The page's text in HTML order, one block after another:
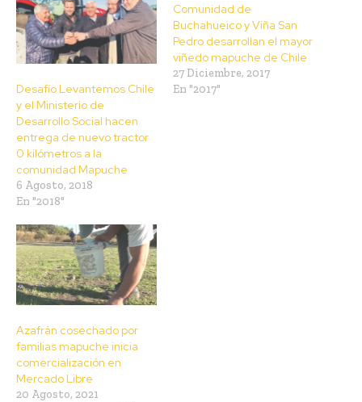
Desafío Levantemos Chile
y el Ministerio de
Desarrollo Social hacen
entrega de nuevo tractor
0 kilómetros a la
comunidad Mapuche
6 Agosto, 2018
En "2018"
Comunidad de
Buchahueico y Viña San
Pedro desarrollan el mayor
viñedo mapuche de Chile
27 Diciembre, 2017
En "2017"
Azafrán cosechado por
familias mapuche inicia
comercialización en
Mercado Libre
20 Agosto, 2021